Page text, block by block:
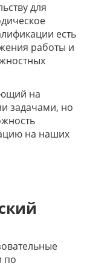
для
есть
работы и
на
задачами, но
на наших
по